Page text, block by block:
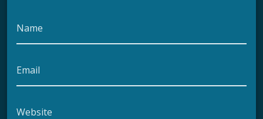
Name
Email
Website